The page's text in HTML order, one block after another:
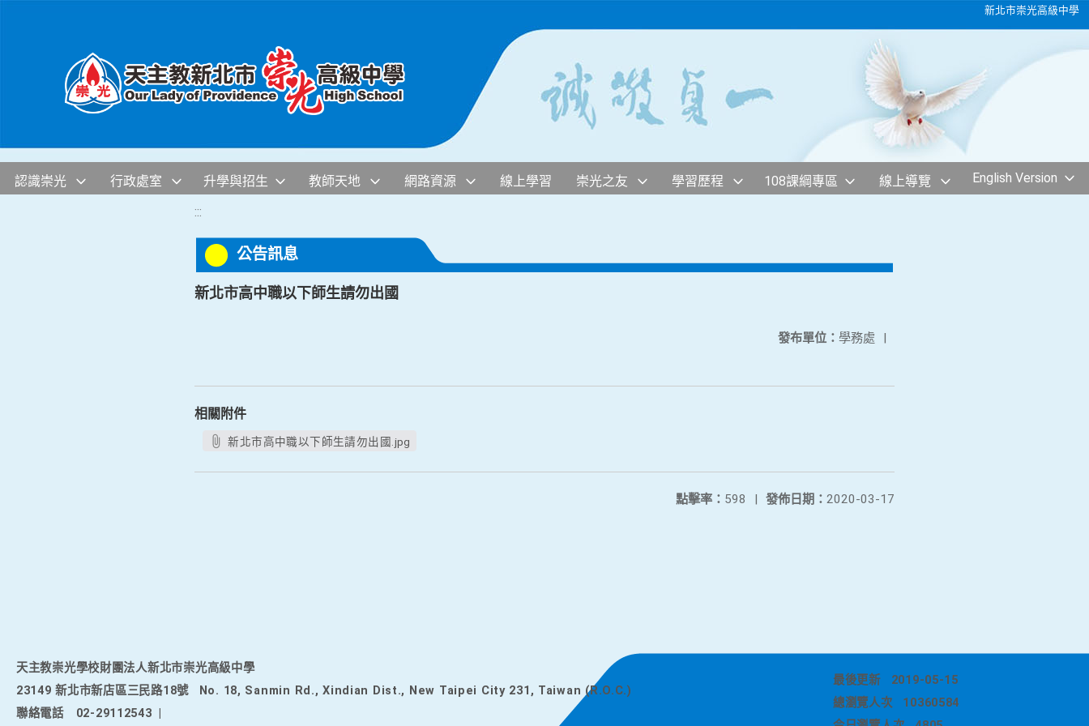
新北市崇光高級中學
認識崇光 行政處室 升學與招生 教師天地 網路資源 線上學習 崇光之友 學習歷程 108課綱專區 線上導覽 English Version
:::
公告訊息
新北市高中職以下師生請勿出國
發布單位： 學務處 |
相關附件
新北市高中職以下師生請勿出國.jpg
發佈日期： 2020-03-17
點擊率： 598 |
天主教崇光學校財團法人新北市崇光高級中學
23149 新北市新店區三民路18號
No. 18, Sanmin Rd., Xindian Dist., New Taipei City 231, Taiwan (R.O.C.)
聯絡電話
02-29112543
最後更新
2019-05-15
總瀏覽人次
10360584